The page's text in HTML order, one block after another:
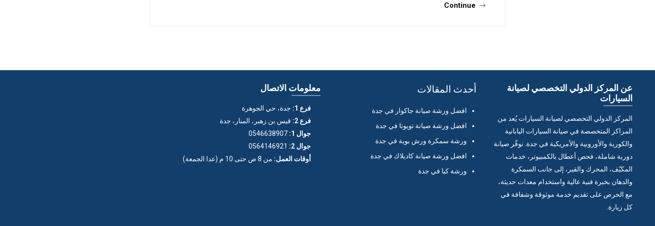
Continue
عن المركز الدولي التخصصي لصيانة
السيارات
المركز الدولي التخصصي لصيانة السيارات يُعد من
المراكز المتخصصة في صيانة السيارات اليابانية
والكورية والأوروبية والأمريكية في جدة. نوفّر صيانة
دورية شاملة، فحص أعطال بالكمبيوتر، خدمات
المكيّف، المحرك والقير، إلى جانب السمكرة
والدهان بخبرة فنية عالية واستخدام معدات حديثة،
مع الحرص على تقديم خدمة موثوقة وشفافة في
كل زيارة.
أحدث المقالات
افضل ورشة صيانة جاكوار في جدة
افضل ورشة صيانة تويوتا في جدة
ورشة سمكرة ورش بوية في جدة
افضل ورشة صيانة كاديلاك في جدة
ورشة كيا في جدة
معلومات الاتصال
فرع 1:
جدة، حي الجوهرة
فرع 2:
قيس بن زهير، المنار، جدة
جوال 1:
0546638907
جوال 2:
0564146921
أوقات العمل: من 8 ص حتى 10 م (عدا الجمعة)